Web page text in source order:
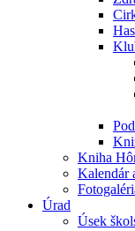
Kniha
Kalendár
Úrad
Úsek